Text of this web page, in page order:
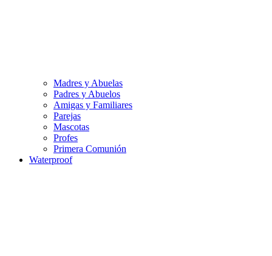
Madres y Abuelas
Padres y Abuelos
Amigas y Familiares
Parejas
Mascotas
Profes
Primera Comunión
Waterproof